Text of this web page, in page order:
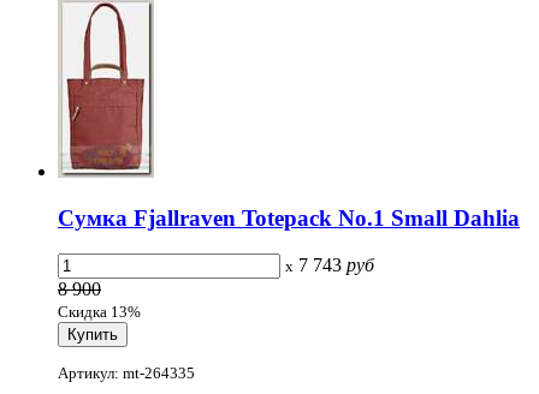
Сумка Fjallraven Totepack No.1 Small Dahlia
x 7 743 руб
8 900
Скидка 13%
Артикул: mt-264335